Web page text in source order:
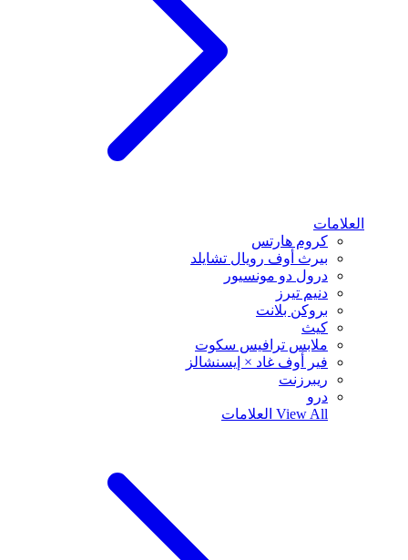
العلامات
كروم هارتس
بيرث أوف رويال تشايلد
درول دو مونسيور
دنيم تيرز
بروكن بلانت
كيث
ملابس ترافيس سكوت
فير أوف غاد × إيسنشالز
ريبرزنت
درو
View All العلامات